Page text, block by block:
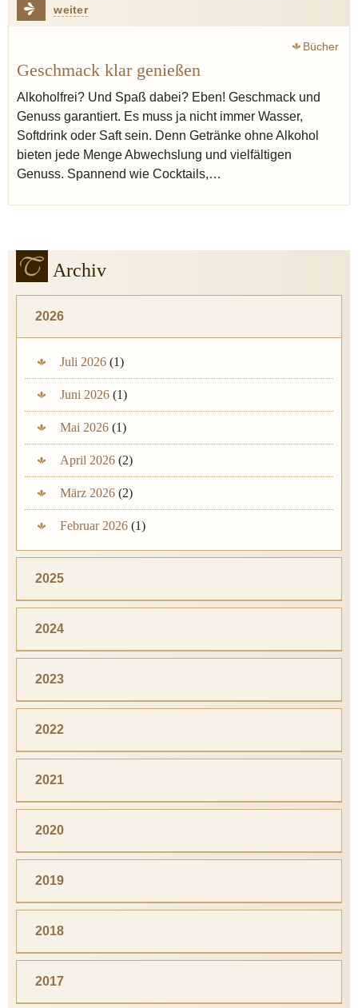
weiter
Bücher
Geschmack klar genießen
Alkoholfrei? Und Spaß dabei? Eben! Geschmack und
Genuss garantiert. Es muss ja nicht immer Wasser,
Softdrink oder Saft sein. Denn Getränke ohne Alkohol
bieten jede Menge Abwechslung und vielfältigen
Genuss. Spannend wie Cocktails,…
Archiv
2026
Juli 2026 (1)
Juni 2026 (1)
Mai 2026 (1)
April 2026 (2)
März 2026 (2)
Februar 2026 (1)
2025
2024
2023
2022
2021
2020
2019
2018
2017